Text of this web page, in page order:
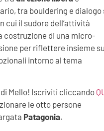
tra bouldering e dialogo
cui il sudore dell’attività
costruzione di una micro-
per riflettere insieme
intorno al tema
di Mello! Iscriviti cliccando
le otto persone
Patagonia.